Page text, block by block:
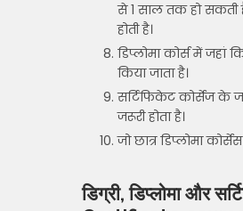
से 1 साल तक हो सकती
होती है।
डिप्लोमा कोर्स में जहां
किया जाता है।
सर्टिफिकेट कोर्सेज के
जरूरी होता है।
जो छात्र डिप्लोमा
डिग्री, डिप्लोमा